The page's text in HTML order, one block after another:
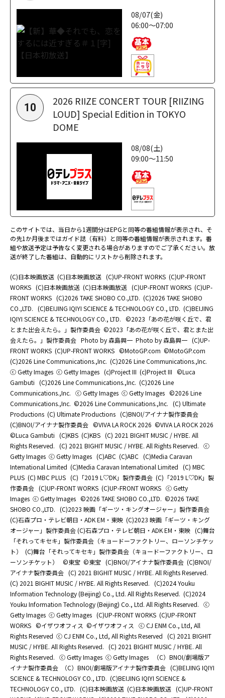
08/07(金)
06:00～07:00
10
2026 RIIZE CONCERT TOUR [RIIZING
LOUD] Special Edition in TOKYO
DOME
08/08(土)
09:00～11:50
このサイトでは、当日から1週間分はEPGと同等の番組情報が表示され、そ
の先1か月後まではガイド誌（有料）と同等の番組情報が表示されます。番
組や放送予定は予告なく変更される場合がありますのでご了承ください。放
送が終了した番組は、自動的にリストから削除されます。
(C)日本映画放送 (C)日本映画放送 (C)UP-FRONT WORKS (C)UP-FRONT
WORKS (C)日本映画放送 (C)日本映画放送 (C)UP-FRONT WORKS (C)UP-
FRONT WORKS (C)2026 TAKE SHOBO CO.,LTD. (C)2026 TAKE SHOBO
CO.,LTD. (C)BEIJING IQIYI SCIENCE & TECHNOLOGY CO., LTD. (C)BEIJING
IQIYI SCIENCE & TECHNOLOGY CO., LTD. ©2023「あの花が咲く丘で、君
とまた出会えたら。」製作委員会 ©2023「あの花が咲く丘で、君とまた出
会えたら。」製作委員会 Photo by 森島興一 Photo by 森島興一 (C)UP-
FRONT WORKS (C)UP-FRONT WORKS ©MotoGP.com ©MotoGP.com
(C)2026 Line Communications.,Inc. (C)2026 Line Communications.,Inc.
ⓒ Getty Images ⓒ Getty Images (c)Project III (c)Project III ©Luca
Gambuti (C)2026 Line Communications.,Inc. (C)2026 Line
Communications.,Inc. ⓒ Getty Images ⓒ Getty Images ©2026 Line
Communications.,Inc. ©2026 Line Communications.,Inc. (C) Ultimate
Productions (C) Ultimate Productions (C)BNOI/アイナナ製作委員会
(C)BNOI/アイナナ製作委員会 ©️VIVA LA ROCK 2026 ©️VIVA LA ROCK 2026
©Luca Gambuti (C)KBS (C)KBS (C) 2021 BIGHIT MUSIC / HYBE. All
Rights Reserved. (C) 2021 BIGHIT MUSIC / HYBE. All Rights Reserved. ⓒ
Getty Images ⓒ Getty Images (C)ABC (C)ABC (C)Media Caravan
International Limited (C)Media Caravan International Limited (C) MBC
PLUS (C) MBC PLUS (C)「2019 L♡DK」製作委員会 (C)「2019 L♡DK」製
作委員会 (C)UP-FRONT WORKS (C)UP-FRONT WORKS ⓒ Getty
Images ⓒ Getty Images ©2026 TAKE SHOBO CO.,LTD. ©2026 TAKE
SHOBO CO.,LTD. (C)2023 映画「ギーツ・キングオージャー」製作委員会
(C)石森プロ・テレビ朝日・ADK EM・東映 (C)2023 映画「ギーツ・キング
オージャー」製作委員会 (C)石森プロ・テレビ朝日・ADK EM・東映 (C)舞台
「それってキセキ」製作委員会（キョードーファクトリー、ローソンチケッ
ト）
(C)舞台「それってキセキ」製作委員会（キョードーファクトリー、ロ
ーソンチケット）
©東宝 ©東宝 (C)BNOI/アイナナ製作委員会 (C)BNOI/
アイナナ製作委員会 (C) 2021 BIGHIT MUSIC / HYBE. All Rights Reserved.
(C) 2021 BIGHIT MUSIC / HYBE. All Rights Reserved. (C)2024 Youku
Information Technology (Beijing) Co., Ltd. All Rights Reserved. (C)2024
Youku Information Technology (Beijing) Co., Ltd. All Rights Reserved. ⓒ
Getty Images ⓒ Getty Images (C)UP-FRONT WORKS (C)UP-FRONT
WORKS ©イザワオフィス ©イザワオフィス
ⓒ CJ ENM Co., Ltd, All
Rights Reserved ⓒ CJ ENM Co., Ltd, All Rights Reserved (C) 2021 BIGHIT
MUSIC / HYBE. All Rights Reserved. (C) 2021 BIGHIT MUSIC / HYBE. All
Rights Reserved. ⓒ Getty Images ⓒ Getty Images
（C）BNOI/劇場版ア
イナナ製作委員会
（C）BNOI/劇場版アイナナ製作委員会 (C)BEIJING IQIYI
SCIENCE & TECHNOLOGY CO., LTD. (C)BEIJING IQIYI SCIENCE &
TECHNOLOGY CO., LTD. (C)日本映画放送 (C)日本映画放送 (C)UP-FRONT